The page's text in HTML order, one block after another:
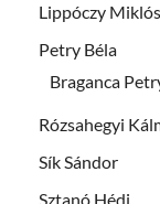
Lippóczy Miklós
Petry Béla
Braganca
Rózsahegyi
Sík Sándor
Sztanó Hédi